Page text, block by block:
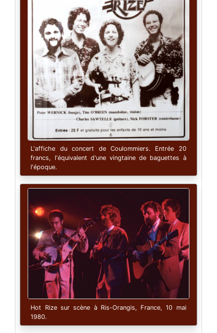
L'affiche du concert de Coulommiers. Entrée 20
francs, l'équivalent d'une vingtaine de baguettes à
l'époque.
Hot Rize sur scène à Ris-Orangis, France, 10 mai
1980.